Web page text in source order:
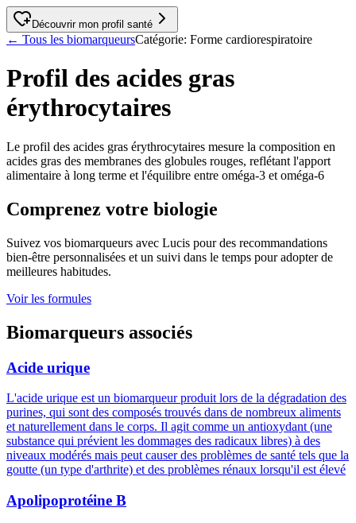
Découvrir mon profil santé
← Tous les biomarqueursCatégorie: Forme cardiorespiratoire
Profil des acides gras
érythrocytaires
Le profil des acides gras érythrocytaires mesure la composition en
acides gras des membranes des globules rouges, reflétant l'apport
alimentaire à long terme et l'équilibre entre oméga-3 et oméga-6
Comprenez votre biologie
Suivez vos biomarqueurs avec Lucis pour des recommandations
bien-être personnalisées et un suivi dans le temps pour adopter de
meilleures habitudes.
Voir les formules
Biomarqueurs associés
Acide urique
L'acide urique est un biomarqueur produit lors de la dégradation des
purines, qui sont des composés trouvés dans de nombreux aliments
et naturellement dans le corps. Il agit comme un antioxydant (une
substance qui prévient les dommages des radicaux libres) à des
niveaux modérés mais peut causer des problèmes de santé tels que la
goutte (un type d'arthrite) et des problèmes rénaux lorsqu'il est élevé
Apolipoprotéine B